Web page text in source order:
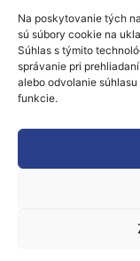
Na poskytovanie tých
sú súbory cookie na
Súhlas s týmito
správanie pri
alebo odvolanie
funkcie.
úniou v
prevádzkuje